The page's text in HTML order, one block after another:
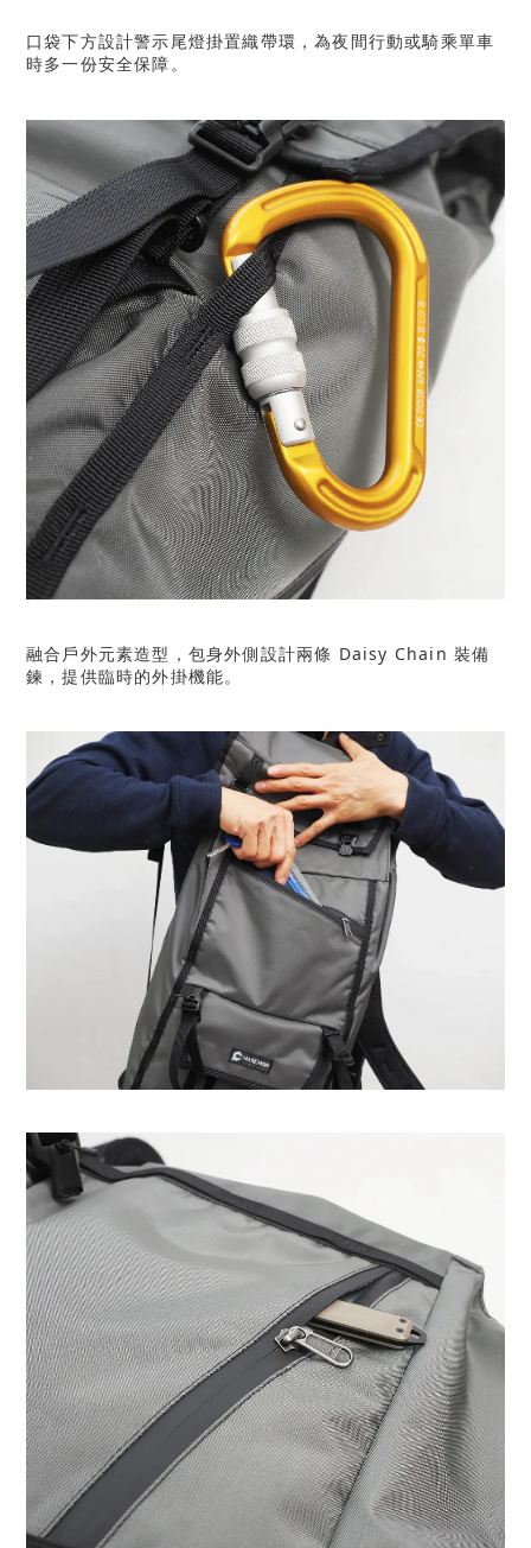
口袋下方設計警示尾燈掛置織帶環，為夜間行動或騎乘單車
時多一份安全保障。
融合戶外元素造型，包身外側設計兩條 Daisy Chain 裝備
鍊，提供臨時的外掛機能。